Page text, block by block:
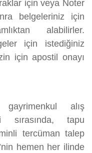
için veya Noter
belgeleriniz için
alabilirler.
için istediğiniz
için apostil onayı
alış
sırasında, tapu
tercüman talep
hemen her ilinde